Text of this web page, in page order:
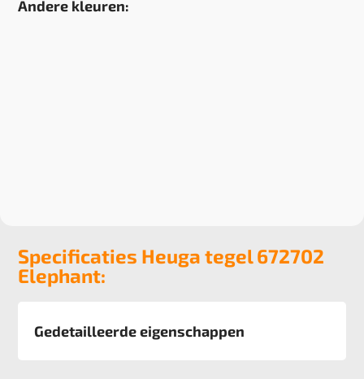
Andere kleuren:
Specificaties Heuga tegel 672702
Elephant:
Gedetailleerde eigenschappen